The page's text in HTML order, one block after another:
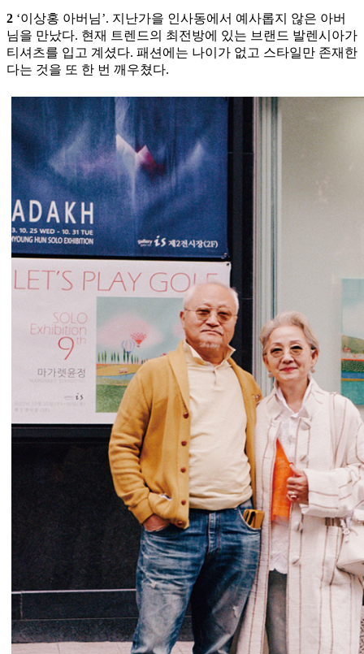
2 ‘이상홍 아버님’. 지난가을 인사동에서 예사롭지 않은 아버
님을 만났다. 현재 트렌드의 최전방에 있는 브랜드 발렌시아가
티셔츠를 입고 계셨다. 패션에는 나이가 없고 스타일만 존재한
다는 것을 또 한 번 깨우쳤다.